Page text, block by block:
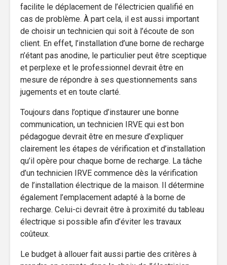
facilite le déplacement de l’électricien qualifié en
cas de problème. À part cela, il est aussi important
de choisir un technicien qui soit à l’écoute de son
client. En effet, l’installation d’une borne de recharge
n’étant pas anodine, le particulier peut être sceptique
et perplexe et le professionnel devrait être en
mesure de répondre à ses questionnements sans
jugements et en toute clarté.
Toujours dans l’optique d’instaurer une bonne
communication, un technicien IRVE qui est bon
pédagogue devrait être en mesure d’expliquer
clairement les étapes de vérification et d’installation
qu’il opère pour chaque borne de recharge. La tâche
d’un technicien IRVE commence dès la vérification
de l’installation électrique de la maison. Il détermine
également l’emplacement adapté à la borne de
recharge. Celui-ci devrait être à proximité du tableau
électrique si possible afin d’éviter les travaux
coûteux.
Le budget à allouer fait aussi partie des critères à